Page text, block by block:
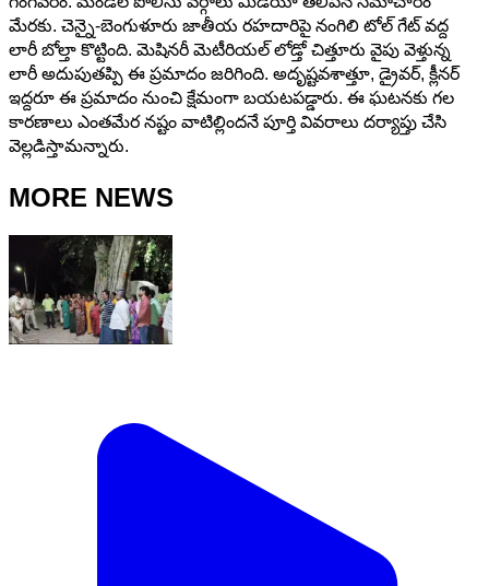
మేరకు. చెన్నై-బెంగుళూరు జాతీయ రహదారిపై నంగిలి టోల్ గేట్ వద్ద
లారీ బోల్తా కొట్టింది. మెషినరీ మెటీరియల్ లోడ్తో చిత్తూరు వైపు వెళ్తున్న
లారీ అదుపుతప్పి ఈ ప్రమాదం జరిగింది. అదృష్టవశాత్తూ, డ్రైవర్, క్లీనర్
ఇద్దరూ ఈ ప్రమాదం నుంచి క్షేమంగా బయటపడ్డారు. ఈ ఘటనకు గల
కారణాలు ఎంతమేర నష్టం వాటిల్లిందనే పూర్తి వివరాలు దర్యాప్తు చేసి
వెల్లడిస్తామన్నారు.
MORE NEWS